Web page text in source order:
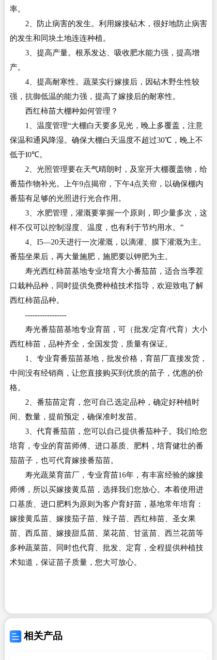
率。
2、防止病害的发生。利用嫁接砧木，很好地防止病害
的发生和同块土地连连种植。
3、提高产量。根系发达、吸收肥水能力强，提高增
产。
4、提高耐寒性。蔬菜实行嫁接后，因砧木野生性较
强，抗御低温的能力强，提高了嫁接后的耐寒性。
西红柿苗大棚种如何管理？
1、温度管理“大棚白天要多见光，晚上多覆盖，注意
保温和通风降湿。确保大棚白天温度不超过30℃，晚上不
低于I0℃。
2、光照管理要在天气晴朗时，及室开大棚覆盖物，给
番茄作物补光。上午9点揭帘，下午4点关帘，以确保棚内
番茄有足够的光照进行光合作用。
3、水肥管理，灌溉要掌握一个原则，即少量多次，这
样不仅可以控制湿度、温度，也有利于节约用水。”
4、I5—20天进行一次灌溉，以滴灌、膜下灌溉为主。
番茄坐果后，再大量施肥，施肥要以钾肥为主。
寿光西红柿苗基地专业培育大小番茄苗，适合当季茬
口栽种品种，同时提供免费种植技术指导，欢迎致电了解
西红柿苗品种。
-----------------
寿光番茄苗基地专业育苗，可（批发/定育/代育）大小
西红柿苗，品种齐全，全国发货，质量有保证。
1、专业育番茄苗基地，批发价格，育苗厂直接发货，
中间没有经销商，让您直接购买到优质的苗子，优惠的价
格。
2、番茄苗定育，您可自己选定品种，确定好种植时
间、数量，提前预定，确保准时发苗。
3、代育番茄苗，您可以自己提供番茄种子。我们给您
培育，专业的育苗师傅、进口基质、肥料，培育健壮的番
茄苗子，也可代育嫁接番茄苗。
寿光蔬菜育苗厂，专业育苗16年，有丰富经验的嫁接
师傅，所以买嫁接黄瓜苗，选择我们您放心。本着使用进
口基质、进口肥料为原则为客户育好苗，基地常年培育：
嫁接黄瓜苗、嫁接茄子苗、辣子苗、西红柿苗、圣女果
苗、西瓜苗、嫁接甜瓜苗、菜花苗、甘蓝苗、西兰花苗等
多种蔬菜苗。同时也代育、批发、定育，全程提供种植技
术知道，保证苗子质量，您大可放心。
相关产品